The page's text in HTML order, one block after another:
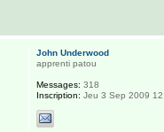
John Underwood
apprenti patou
Messages: 318
Inscription: Jeu 3 Sep 2009